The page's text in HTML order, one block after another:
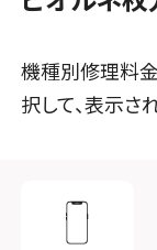
機種別修理料
択して、表示さ